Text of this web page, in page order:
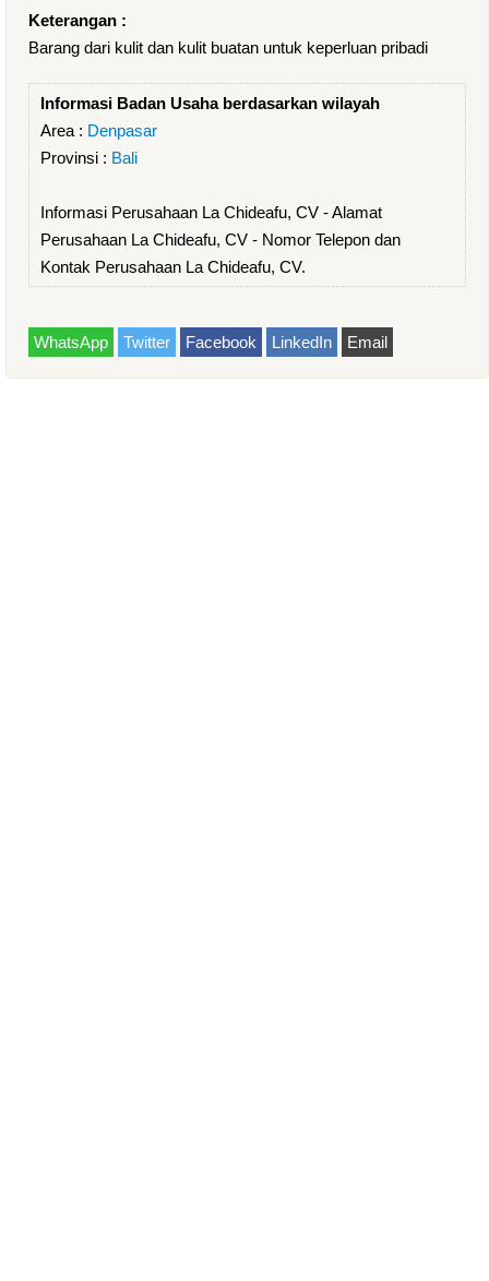
Keterangan :
Barang dari kulit dan kulit buatan untuk keperluan pribadi
Informasi Badan Usaha berdasarkan wilayah
Area : Denpasar
Provinsi : Bali
Informasi Perusahaan La Chideafu, CV - Alamat
Perusahaan La Chideafu, CV - Nomor Telepon dan
Kontak Perusahaan La Chideafu, CV.
WhatsApp Twitter Facebook LinkedIn Email